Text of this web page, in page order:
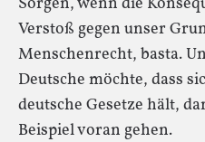
Verstoß gegen unser
Menschenrecht, basta.
Deutsche möchte, dass
deutsche Gesetze hält,
Beispiel voran gehen.